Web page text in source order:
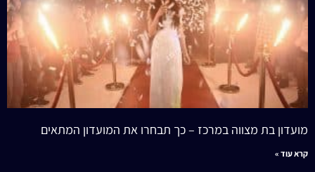
מועדון בת מצווה במרכז – כך תבחרו את המועדון המתאים
קרא עוד »